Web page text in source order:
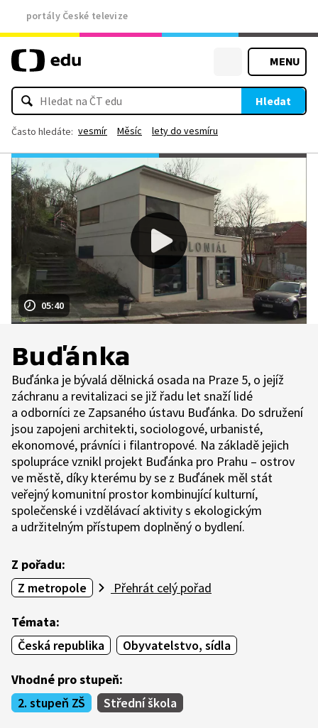
portály České televize
MENU
Hledat
Často hledáte: vesmír Měsíc lety do vesmíru
05:40
Buďánka
Buďánka je bývalá dělnická osada na Praze 5, o jejíž
záchranu a revitalizaci se již řadu let snaží lidé
a odborníci ze Zapsaného ústavu Buďánka. Do sdružení
jsou zapojeni architekti, sociologové, urbanisté,
ekonomové, právníci i filantropové. Na základě jejich
spolupráce vznikl projekt Buďánka pro Prahu – ostrov
ve městě, díky kterému by se z Buďánek měl stát
veřejný komunitní prostor kombinující kulturní,
společenské i vzdělávací aktivity s ekologickým
a udržitelným přístupem doplněný o bydlení.
Z pořadu:
Z metropole
Přehrát celý pořad
Témata:
Česká republika
Obyvatelstvo, sídla
Vhodné pro stupeň:
2. stupeň ZŠ
Střední škola